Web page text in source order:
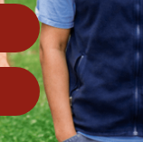
innehåll